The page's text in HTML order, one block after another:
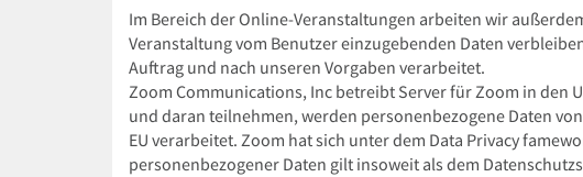
Im Bereich der Online-Veranstaltungen arbeiten wir
Veranstaltung vom Benutzer einzugebenden Daten
Auftrag und nach unseren Vorgaben verarbeitet.
Zoom Communications, Inc betreibt Server für Zoom in den
und daran teilnehmen, werden personenbezogene Daten
EU verarbeitet. Zoom hat sich unter dem Data Privacy
personenbezogener Daten gilt insoweit als dem